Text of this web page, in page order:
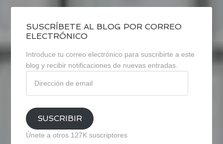
SUSCRÍBETE AL BLOG POR CORREO
ELECTRÓNICO
Introduce tu correo electrónico para suscribirte a este
blog y recibir notificaciones de nuevas entradas.
email
SUSCRIBIR
Únete a otros 127K suscriptores